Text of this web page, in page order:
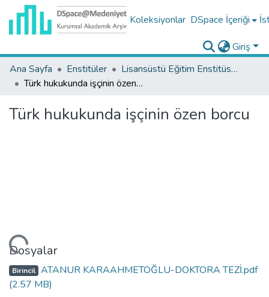
Koleksiyonlar DSpace İçeriği
Giriş
Ana Sayfa
Enstitüler
Lisansüstü Eğitim Enstitüsü Tez Koleksiyonu
Türk hukukunda işçinin özen borcu
Türk hukukunda işçinin özen borcu
Dosyalar
Birincil ATANUR KARAAHMETOĞLU-DOKTORA TEZİ.pdf
(2.57 MB)